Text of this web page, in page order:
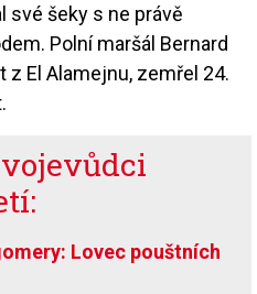
své šeky s ne právě
Polní maršál Bernard
z El Alamejnu, zemřel 24.
Lovec pouštních